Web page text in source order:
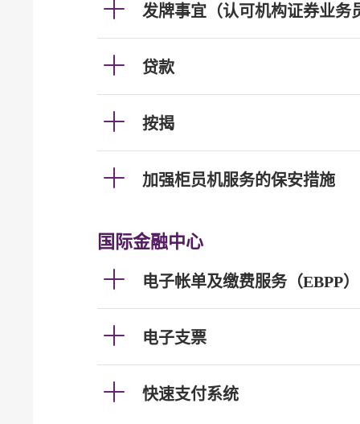
发牌事宜（认可机构证券业务
贷款
按揭
加强柜员机服务的保安措施
国际金融中心
电子帐单及缴费服务（EBPP）
电子支票
快速支付系统